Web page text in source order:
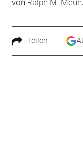
von Ralph M.
Teilen